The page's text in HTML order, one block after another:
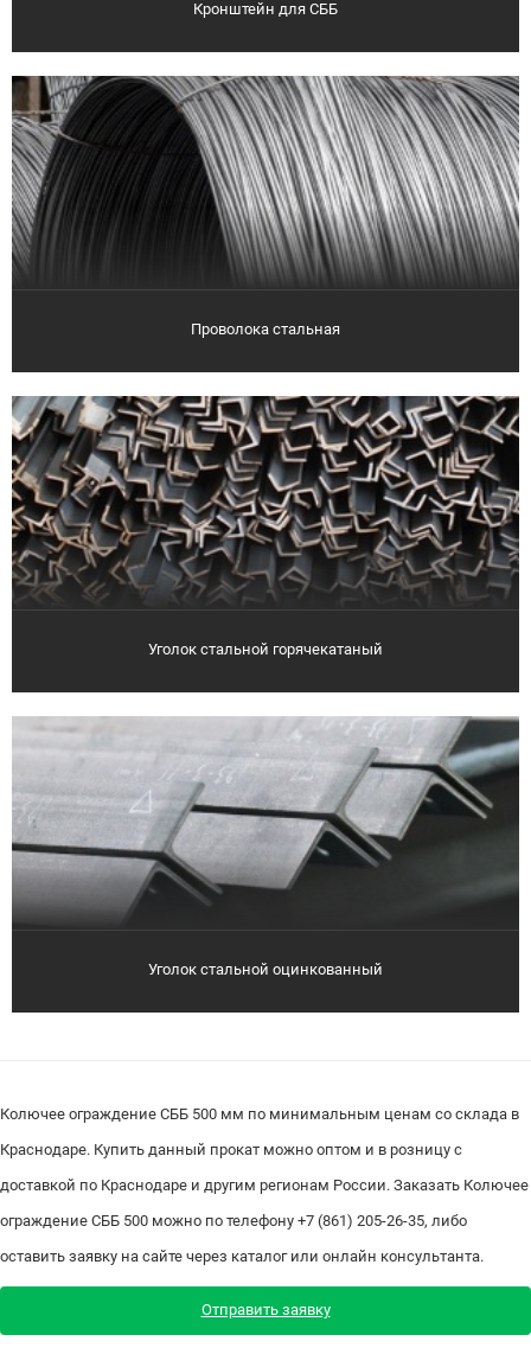
Кронштейн для СББ
Проволока стальная
Уголок стальной горячекатаный
Уголок стальной оцинкованный
Колючее ограждение СББ 500 мм по минимальным ценам со склада в
Краснодаре. Купить данный прокат можно оптом и в розницу с
доставкой по Краснодаре и другим регионам России. Заказать Колючее
ограждение СББ 500 можно по телефону +7 (861) 205-26-35, либо
оставить заявку на сайте через каталог или онлайн консультанта.
Отправить заявку